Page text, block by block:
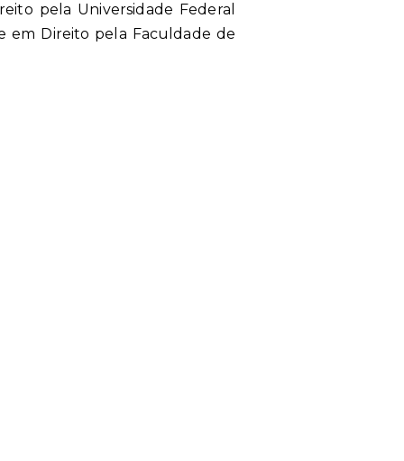
pela Universidade Federal
em Direito pela Faculdade de